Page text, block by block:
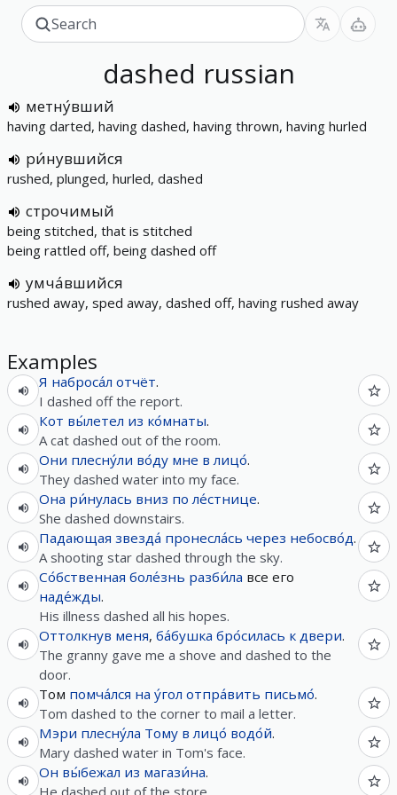
dashed russian
метну́вший
having darted, having dashed, having thrown, having hurled
ри́нувшийся
rushed, plunged, hurled, dashed
строчимый
being stitched, that is stitched
being rattled off, being dashed off
умча́вшийся
rushed away, sped away, dashed off, having rushed away
Examples
Я наброса́л отчёт.
I dashed off the report.
Кот вы́летел из ко́мнаты.
A cat dashed out of the room.
Они плесну́ли во́ду мне в лицо́.
They dashed water into my face.
Она ри́нулась вниз по ле́стнице.
She dashed downstairs.
Падающая звезда́ пронесла́сь через небосво́д.
A shooting star dashed through the sky.
Со́бственная боле́знь разби́ла все его
наде́жды.
His illness dashed all his hopes.
Оттолкнув меня, ба́бушка бро́силась к двери.
The granny gave me a shove and dashed to the
door.
Том помча́лся на у́гол отпра́вить письмо́.
Tom dashed to the corner to mail a letter.
Мэри плесну́ла Тому в лицо́ водо́й.
Mary dashed water in Tom's face.
Он вы́бежал из магази́на.
He dashed out of the store.